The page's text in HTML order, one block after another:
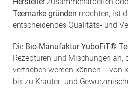
Teemarke gründen möchten, ist
entscheidendes Qualitäts- und
Die Bio-Manufaktur YuboFiT®
Rezepturen und Mischungen an,
vertrieben werden können – von
bis zu Kräuter- und